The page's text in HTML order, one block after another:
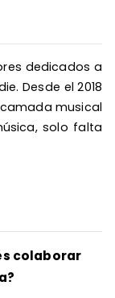
dedicados a
Desde el 2018
musical
solo falta
colaborar